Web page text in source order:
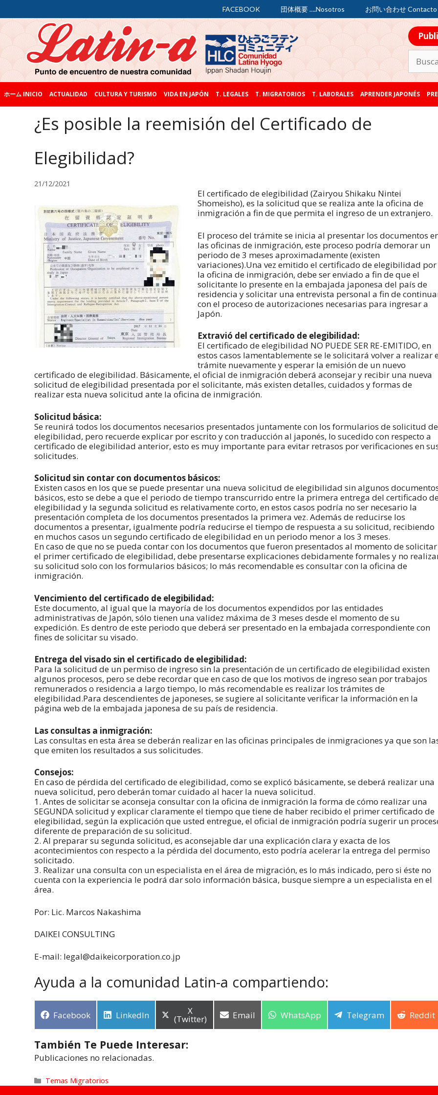
FACEBOOK 団体概要 ….Nosotros お問い合わせ Contacto
ホーム INICIO ACTUALIDAD CULTURA Y TURISMO VIDA EN JAPÓN T. LEGALES T. MIGRATORIOS T. LABORALES APRENDER JAPONÉS
¿Es posible la reemisión del Certificado de
Elegibilidad?
21/12/2021
El certificado de elegibilidad (Zairyou Shikaku Nintei
Shomeisho), es la solicitud que se realiza ante la oficina de
inmigración a fin de que permita el ingreso de un extranjero.
El proceso del trámite se inicia al presentar los documentos
las oficinas de inmigración, este proceso podría demorar un
periodo de 3 meses aproximadamente (existen
variaciones).Una vez emitido el certificado de elegibilidad por
la oficina de inmigración, debe ser enviado a fin de que el
solicitante lo presente en la embajada japonesa del país de
residencia y solicitar una entrevista personal a fin de
con el proceso de autorizaciones necesarias para ingresar a
Japón.
Extravió del certificado de elegibilidad:
El certificado de elegibilidad NO PUEDE SER RE-EMITIDO, en
estos casos lamentablemente se le solicitará volver a realizar
trámite nuevamente y esperar la emisión de un nuevo
certificado de elegibilidad. Básicamente, el oficial de inmigración deberá aconsejar y recibir una nueva
solicitud de elegibilidad presentada por el solicitante, más existen detalles, cuidados y formas de
realizar esta nueva solicitud ante la oficina de inmigración.
Solicitud básica:
Se reunirá todos los documentos necesarios presentados juntamente con los formularios de solicitud de
elegibilidad, pero recuerde explicar por escrito y con traducción al japonés, lo sucedido con respecto a
certificado de elegibilidad anterior, esto es muy importante para evitar retrasos por verificaciones en
solicitudes.
Solicitud sin contar con documentos básicos:
Existen casos en los que se puede presentar una nueva solicitud de elegibilidad sin algunos
básicos, esto se debe a que el periodo de tiempo transcurrido entre la primera entrega del certificado
elegibilidad y la segunda solicitud es relativamente corto, en estos casos podría no ser necesario la
presentación completa de los documentos presentados la primera vez. Además de reducirse los
documentos a presentar, igualmente podría reducirse el tiempo de respuesta a su solicitud, recibiendo
en muchos casos un segundo certificado de elegibilidad en un periodo menor a los 3 meses.
En caso de que no se pueda contar con los documentos que fueron presentados al momento de solicitar
el primer certificado de elegibilidad, debe presentarse explicaciones debidamente formales y no
su solicitud solo con los formularios básicos; lo más recomendable es consultar con la oficina de
inmigración.
Vencimiento del certificado de elegibilidad:
Este documento, al igual que la mayoría de los documentos expendidos por las entidades
administrativas de Japón, sólo tienen una validez máxima de 3 meses desde el momento de su
expedición. Es dentro de este periodo que deberá ser presentado en la embajada correspondiente con
fines de solicitar su visado.
Entrega del visado sin el certificado de elegibilidad:
Para la solicitud de un permiso de ingreso sin la presentación de un certificado de elegibilidad existen
algunos procesos, pero se debe recordar que en caso de que los motivos de ingreso sean por trabajos
remunerados o residencia a largo tiempo, lo más recomendable es realizar los trámites de
elegibilidad.Para descendientes de japoneses, se sugiere al solicitante verificar la información en la
página web de la embajada japonesa de su país de residencia.
Las consultas a inmigración:
Las consultas en esta área se deberán realizar en las oficinas principales de inmigraciones ya que son
que emiten los resultados a sus solicitudes.
Consejos:
En caso de pérdida del certificado de elegibilidad, como se explicó básicamente, se deberá realizar una
nueva solicitud, pero deberán tomar cuidado al hacer la nueva solicitud.
1. Antes de solicitar se aconseja consultar con la oficina de inmigración la forma de cómo realizar una
SEGUNDA solicitud y explicar claramente el tiempo que tiene de haber recibido el primer certificado de
elegibilidad, según la explicación que usted entregue, el oficial de inmigración podría sugerir un
diferente de preparación de su solicitud.
2. Al preparar su segunda solicitud, es aconsejable dar una explicación clara y exacta de los
acontecimientos con respecto a la pérdida del documento, esto podría acelerar la entrega del permiso
solicitado.
3. Realizar una consulta con un especialista en el área de migración, es lo más indicado, pero si éste no
cuenta con la experiencia le podrá dar solo información básica, busque siempre a un especialista en el
área.
Por: Lic. Marcos Nakashima
DAIKEI CONSULTING
E-mail: legal@daikeicorporation.co.jp
Ayuda a la comunidad Latin-a compartiendo:
Facebook LinkedIn X
(Twitter) Email WhatsApp Telegram Reddit
También Te Puede Interesar:
Publicaciones no relacionadas.
Temas Migratorios